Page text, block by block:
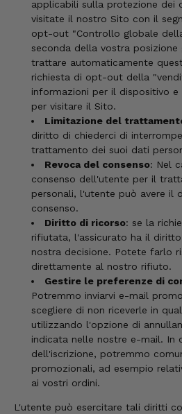
applicabili sulla protezione dei
visitate il nostro Sito con il
opt-out "Controllo globale
seconda della vostra
trattare automaticamente
richiesta di opt-out della
informazioni per il dispositivo
per visitare il Sito.
Limitazione del
diritto di chiederci di
trattamento dei suoi dati
Revoca del consenso: Nel
consenso dell'utente per il
personali, l'utente può avere il
consenso.
Diritto di ricorso: se la
rifiutata, l'assicurato ha il
nostra decisione. Potete farlo
direttamente al nostro rifiuto.
Gestire le preferenze di
Potremmo inviarvi e-mail
scegliere di non riceverle in
utilizzando l'opzione di
indicata nelle nostre e-mail. In
dell'iscrizione, potremmo
promozionali, ad esempio
ai vostri ordini.
L'utente può esercitare tali diritti